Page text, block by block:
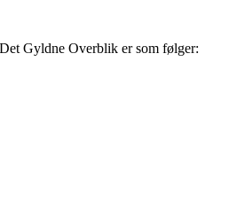
Gyldne Overblik er som følger: